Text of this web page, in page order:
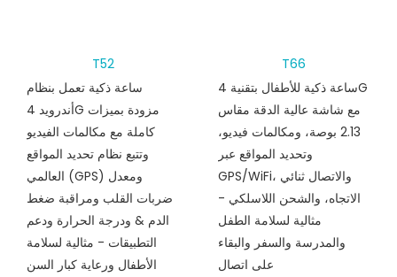
T52
ساعة ذكية تعمل بنظام
أندرويد 4G مزودة بميزات
كاملة مع مكالمات الفيديو
وتتبع نظام تحديد المواقع
العالمي (GPS) ومعدل
ضربات القلب ومراقبة ضغط
الدم & ودرجة الحرارة ودعم
التطبيقات - مثالية لسلامة
الأطفال ورعاية كبار السن
T66
ساعة ذكية للأطفال بتقنية 4G
مع شاشة عالية الدقة مقاس
2.13 بوصة، ومكالمات فيديو،
وتحديد المواقع عبر
GPS/WiFi، والاتصال ثنائي
الاتجاه، والشحن اللاسلكي -
مثالية لسلامة الطفل
والمدرسة والسفر والبقاء
على اتصال